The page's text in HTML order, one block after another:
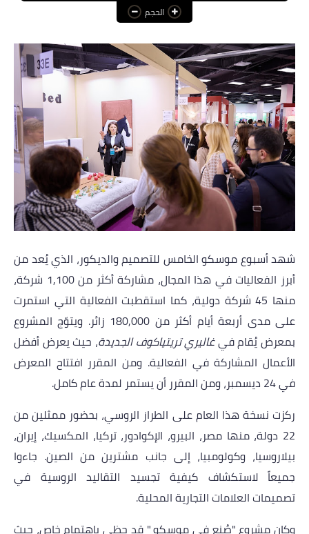
عالم المرأة
فن وثقافة
أخبار مصر
أخبار عربية
أخبار النجوم
أخبار العالم
الحجم
شهد أسبوع موسكو الخامس للتصميم والديكور، الذي يُعد من
أبرز الفعاليات في هذا المجال، مشاركة أكثر من 1,100 شركة،
منها 45 شركة دولية، كما استقطب
ت الفعالية التي استمرت
على مدى أربعة أيام أكثر من 180,000 زائر. ويتوّج المشروع
بمعرض يُقام فيغاليري تريتياكوف الجديدة، حيث يعرض أفضل
الأعمال المشاركة في الفعالية. ومن المقرر افتتاح المعرض
في 24 ديسمبر، ومن المقرر أن يستمر لمدة عام كامل
.
ركزت نسخة هذا العام على الطراز الروسي، بحضور ممثلين من
22 دولة، منها مصر، البيرو، الإكوادور، تركيا، المكسيك، إيران،
بيلاروسيا، وكولومبيا، إلى جانب مشترين من الصين. جاءوا
جميعاً لاستكشاف كيفية تجسيد التقاليد الروسية في
تصميمات العلامات التجارية المحلية.
وكان مشروع"صُنع في موسكو" قد حظي باهتمام خاص، حيث